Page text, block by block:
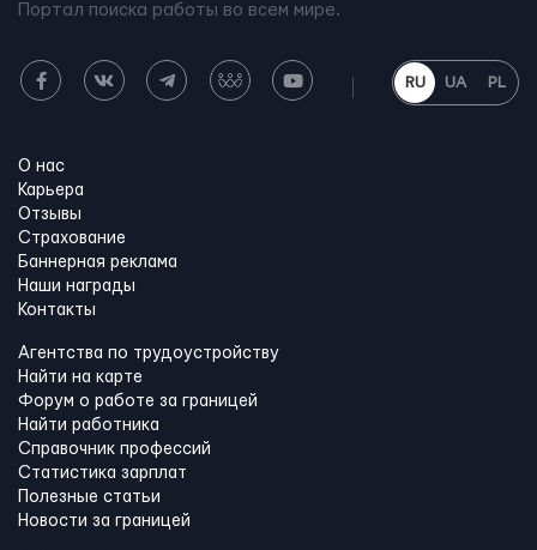
Портал поиска работы во всем мире.
RU UA PL
О нас
Карьера
Отзывы
Страхование
Баннерная реклама
Наши награды
Контакты
Агентства по трудоустройству
Найти на карте
Форум о работе за границей
Найти работника
Справочник профессий
Статистика зарплат
Полезные статьи
Новости за границей